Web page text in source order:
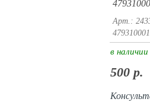
Арт.:
в наличии
500 р.